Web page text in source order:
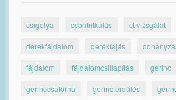
csigolya csontritkulás ct vizsgálat
derékfájdalom derékfájás
fájdalom fájdalomcsillapítás gerinc
gerinccsatorna gerincferdülés